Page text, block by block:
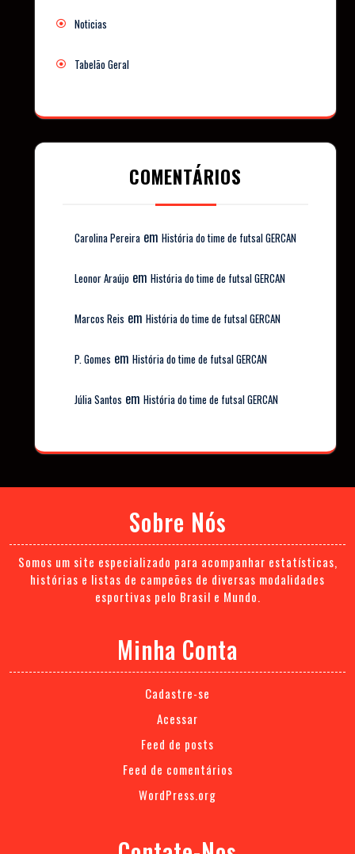
Noticias
Tabelão Geral
COMENTÁRIOS
Carolina Pereira em História do time de futsal GERCAN
Leonor Araújo em História do time de futsal GERCAN
Marcos Reis em História do time de futsal GERCAN
P. Gomes em História do time de futsal GERCAN
Júlia Santos em História do time de futsal GERCAN
Sobre Nós
Somos um site especializado para acompanhar estatísticas,
histórias e listas de campeões de diversas modalidades
esportivas pelo Brasil e Mundo.
Minha Conta
Cadastre-se
Acessar
Feed de posts
Feed de comentários
WordPress.org